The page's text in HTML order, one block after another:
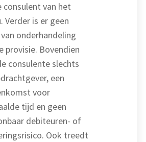
consulent van het
Verder is er geen
onderhandeling
provisie. Bovendien
consulente slechts
een
voor
tijd en geen
debiteuren- of
Ook treedt